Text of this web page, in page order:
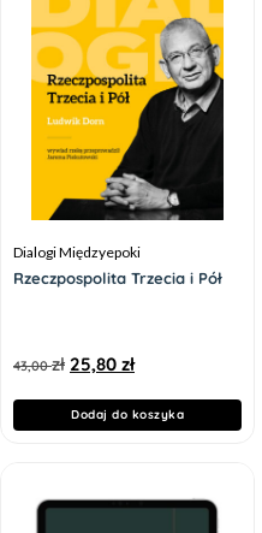
Dialogi Międzyepoki
Rzeczpospolita Trzecia i Pół
43,00zł 25,80 zł
Dodaj do koszyka